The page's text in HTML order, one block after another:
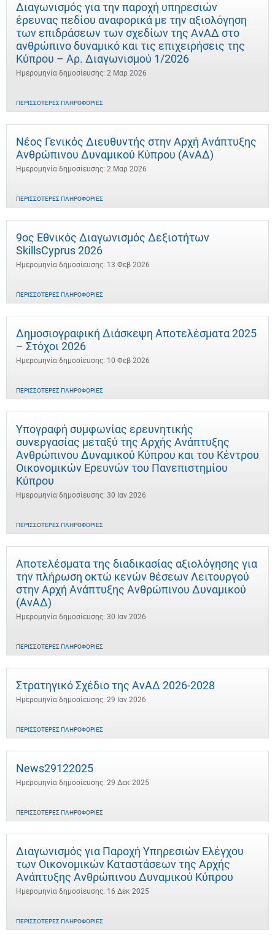
Διαγωνισμός για την παροχή υπηρεσιών
έρευνας πεδίου αναφορικά με την αξιολόγηση
των επιδράσεων των σχεδίων της ΑνΑΔ στο
ανθρώπινο δυναμικό και τις επιχειρήσεις της
Κύπρου – Αρ. Διαγωνισμού 1/2026
Ημερομηνία δημοσίευσης: 2 Μαρ 2026
ΠΕΡΙΣΣΌΤΕΡΕΣ ΠΛΗΡΟΦΟΡΊΕΣ
Νέος Γενικός Διευθυντής στην Αρχή Ανάπτυξης
Ανθρώπινου Δυναμικού Κύπρου (ΑνΑΔ)
Ημερομηνία δημοσίευσης: 2 Μαρ 2026
ΠΕΡΙΣΣΌΤΕΡΕΣ ΠΛΗΡΟΦΟΡΊΕΣ
9ος Εθνικός Διαγωνισμός Δεξιοτήτων
SkillsCyprus 2026
Ημερομηνία δημοσίευσης: 13 Φεβ 2026
ΠΕΡΙΣΣΌΤΕΡΕΣ ΠΛΗΡΟΦΟΡΊΕΣ
Δημοσιογραφική Διάσκεψη Αποτελέσματα 2025
– Στόχοι 2026
Ημερομηνία δημοσίευσης: 10 Φεβ 2026
ΠΕΡΙΣΣΌΤΕΡΕΣ ΠΛΗΡΟΦΟΡΊΕΣ
Υπογραφή συμφωνίας ερευνητικής
συνεργασίας μεταξύ της Αρχής Ανάπτυξης
Ανθρώπινου Δυναμικού Κύπρου και του Κέντρου
Οικονομικών Ερευνών του Πανεπιστημίου
Κύπρου
Ημερομηνία δημοσίευσης: 30 Ιαν 2026
ΠΕΡΙΣΣΌΤΕΡΕΣ ΠΛΗΡΟΦΟΡΊΕΣ
Αποτελέσματα της διαδικασίας αξιολόγησης για
την πλήρωση οκτώ κενών θέσεων Λειτουργού
στην Αρχή Ανάπτυξης Ανθρώπινου Δυναμικού
(ΑνΑΔ)
Ημερομηνία δημοσίευσης: 30 Ιαν 2026
ΠΕΡΙΣΣΌΤΕΡΕΣ ΠΛΗΡΟΦΟΡΊΕΣ
Στρατηγικό Σχέδιο της ΑνΑΔ 2026-2028
Ημερομηνία δημοσίευσης: 29 Ιαν 2026
ΠΕΡΙΣΣΌΤΕΡΕΣ ΠΛΗΡΟΦΟΡΊΕΣ
News29122025
Ημερομηνία δημοσίευσης: 29 Δεκ 2025
ΠΕΡΙΣΣΌΤΕΡΕΣ ΠΛΗΡΟΦΟΡΊΕΣ
Διαγωνισμός για Παροχή Υπηρεσιών Ελέγχου
των Οικονομικών Καταστάσεων της Αρχής
Ανάπτυξης Ανθρώπινου Δυναμικού Κύπρου
Ημερομηνία δημοσίευσης: 16 Δεκ 2025
ΠΕΡΙΣΣΌΤΕΡΕΣ ΠΛΗΡΟΦΟΡΊΕΣ